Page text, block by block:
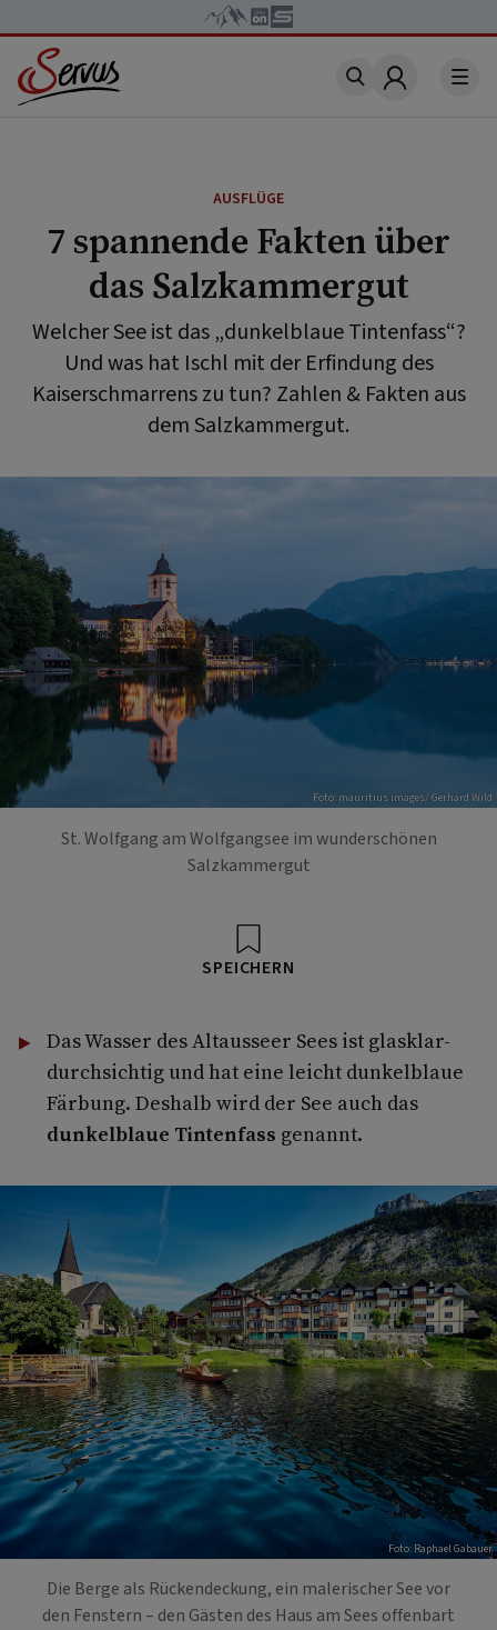
Account
AUSFLÜGE
7 spannende Fakten über
das Salzkammergut
Welcher See ist das „dunkelblaue Tintenfass“?
Und was hat Ischl mit der Erfindung des
Kaiserschmarrens zu tun? Zahlen & Fakten aus
dem Salzkammergut.
Foto: mauritius images/ Gerhard Wild
St. Wolfgang am Wolfgangsee im wunderschönen
Salzkammergut
SPEICHERN
Das Wasser des Altausseer Sees ist glasklar-
durchsichtig und hat eine leicht dunkelblaue
Färbung. Deshalb wird der See auch das
dunkelblaue Tintenfass genannt.
Foto: Raphael Gabauer
Die Berge als Rückendeckung, ein malerischer See vor
den Fenstern – den Gästen des Haus am Sees offenbart